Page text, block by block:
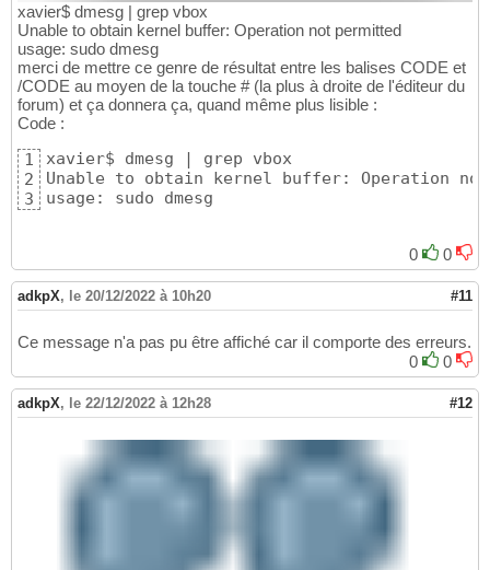
xavier$ dmesg | grep vbox
Unable to obtain kernel buffer: Operation not permitted
usage: sudo dmesg
merci de mettre ce genre de résultat entre les balises CODE et
/CODE au moyen de la touche # (la plus à droite de l'éditeur du
forum) et ça donnera ça, quand même plus lisible :
Code :
1
2
3
xavier$ dmesg | grep vbox
Unable to obtain kernel buffer: Operation
usage: sudo dmesg
0 0
adkpX, le 20/12/2022 à 10h20 #11
Ce message n'a pas pu être affiché car il comporte des erreurs.
0
0
adkpX, le 22/12/2022 à 12h28 #12